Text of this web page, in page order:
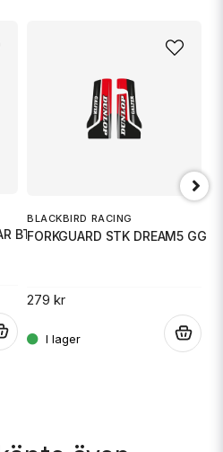
BT
BLACKBIRD RACING
FORKGUARD STK DREAM5 GG
279 kr